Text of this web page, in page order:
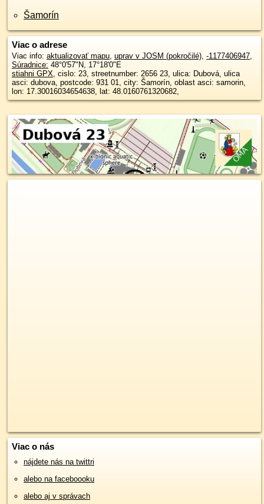
Šamorín
Viac o adrese
Viac info: aktualizovať mapu, uprav v JOSM (pokročilé), -1177406947,
Súradnice: 48°0'57"N, 17°18'0"E
stiahni GPX, cislo: 23, streetnumber: 2656 23, ulica: Dubová, ulica
asci: dubova, postcode: 931 01, city: Šamorín, oblast asci: samorin,
lon: 17.30016034654638, lat: 48.0160761320682,
Viac o nás
nájdete nás na twittri
alebo na faceboooku
alebo aj v správach